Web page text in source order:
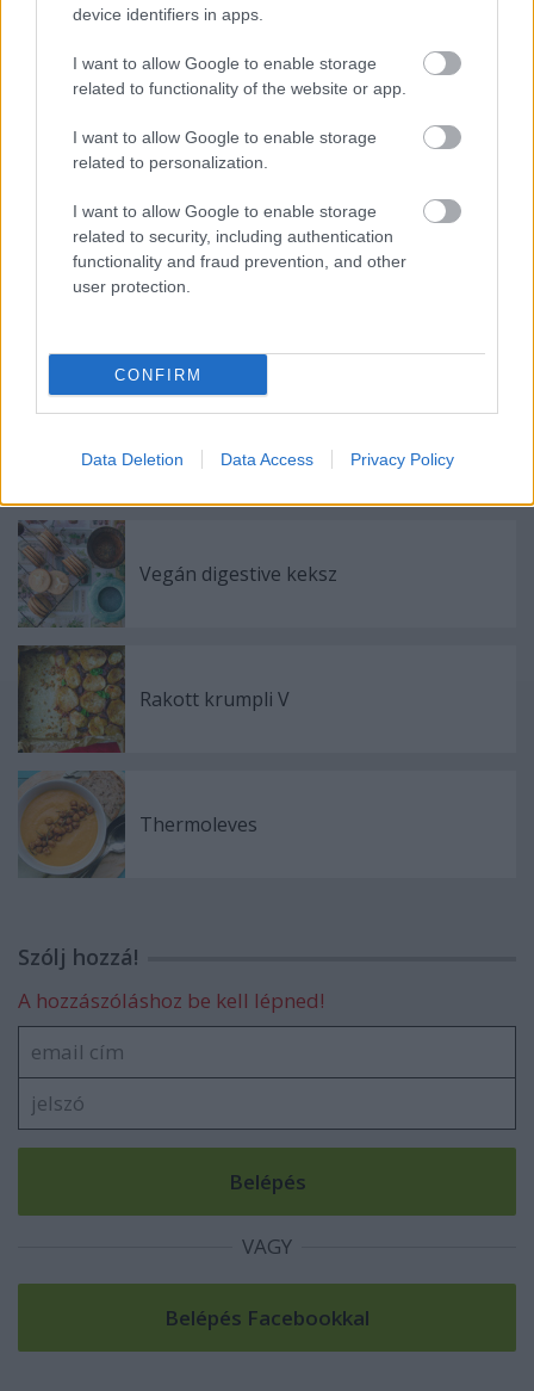
device identifiers in apps.
I want to allow Google to enable storage
related to functionality of the website or app.
I want to allow Google to enable storage
related to personalization.
I want to allow Google to enable storage
related to security, including authentication
functionality and fraud prevention, and other
user protection.
CONFIRM
Data Deletion Data Access Privacy Policy
Címkék:leves krumpli karfiol gluténmentes húsmentes
Ajánlott bejegyzések:
Ribizlis köleskoch
Vegán digestive keksz
Rakott krumpli V
Thermoleves
Szólj hozzá!
A hozzászóláshoz be kell lépned!
VAGY